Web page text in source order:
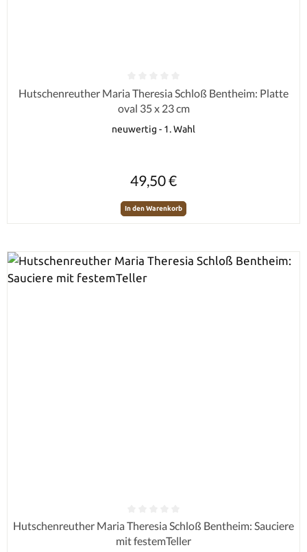
Durchschnittliche Bewertung von 0 von 5 Sternen
Hutschenreuther Maria Theresia Schloß Bentheim: Platte
oval 35 x 23 cm
neuwertig - 1. Wahl
49,50 €
In den Warenkorb
Durchschnittliche Bewertung von 0 von 5 Sternen
Hutschenreuther Maria Theresia Schloß Bentheim: Sauciere
mit festemTeller